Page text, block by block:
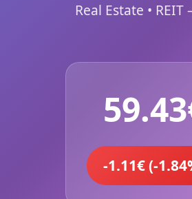
Real Estate • REIT
-1.11€ (-